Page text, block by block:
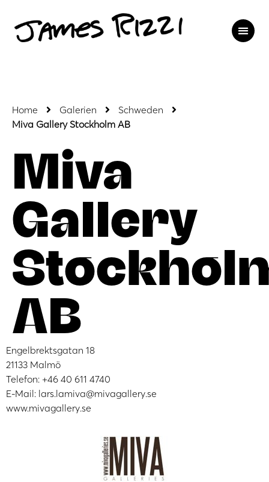
Home Galerien
Schweden
Miva Gallery Stockholm AB
Miva
Gallery
AB
Engelbrektsgatan 18
21133 Malmö
Telefon: +46 40 611 4740
E-Mail: lars.lamiva@mivagallery.se
www.mivagallery.se